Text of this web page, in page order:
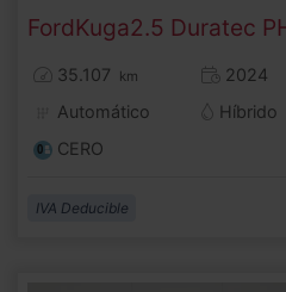
FordKuga
35.107 km
2024
Automático
Híbrido
CERO
IVA Deducible